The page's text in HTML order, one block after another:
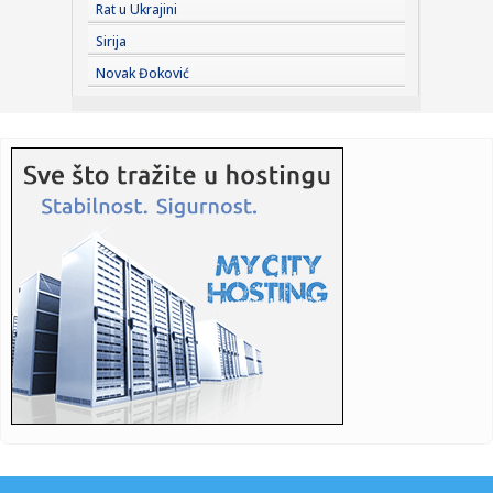
ovogodišnjem S...
07:01:VIDEO: Stanovnici Majorke ponovo protestovali protiv
masovnog tur...
07:01: Mađar: Andraš Baka prihvatio nominaciju za predsednika
Mađarsk...
07:01:
od ...
07:01:FOTO: Izgoreo deo stana u Kraljevića Marka, nema
povređenih
07:01:Ni danas odmora od vreline za Novosađane
07:01:Bivši član pregovaračkog tima Beograda u otvorenom
pismu Vuči...
Rat u Ukrajini
Sirija
Novak Đoković